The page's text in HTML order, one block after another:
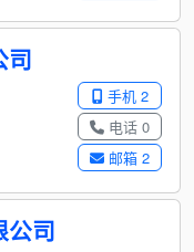
司
手机 2
电话 0
邮箱 2
公司